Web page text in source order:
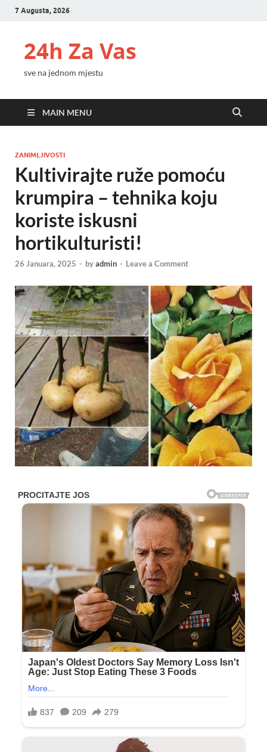
7 Augusta, 2026
24h Za Vas
sve na jednom mjestu
MAIN MENU
ZANIMLJIVOSTI
Kultivirajte ruže pomoću
krumpira – tehnika koju
koriste iskusni
hortikulturisti!
26 Januara, 2025 - byadmin - Leave a Comment